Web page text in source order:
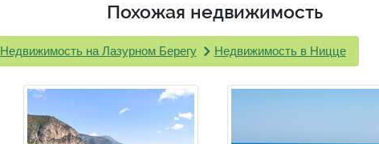
Похожая недвижимость
Недвижимость на Лазурном Берегу Недвижимость в Ницце